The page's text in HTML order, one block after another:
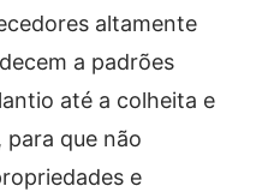
altamente
a padrões
até a colheita e
que não
e